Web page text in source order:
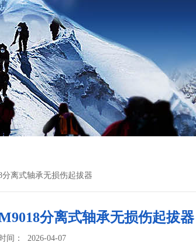
分离式轴承无损伤起拔器
分离式轴承无损伤起拔器
间： 2026-04-07